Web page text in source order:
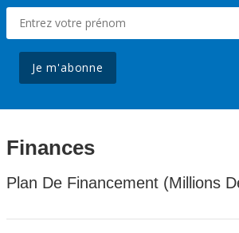
Je m'abonne
Finances
Plan De Financement (Millions